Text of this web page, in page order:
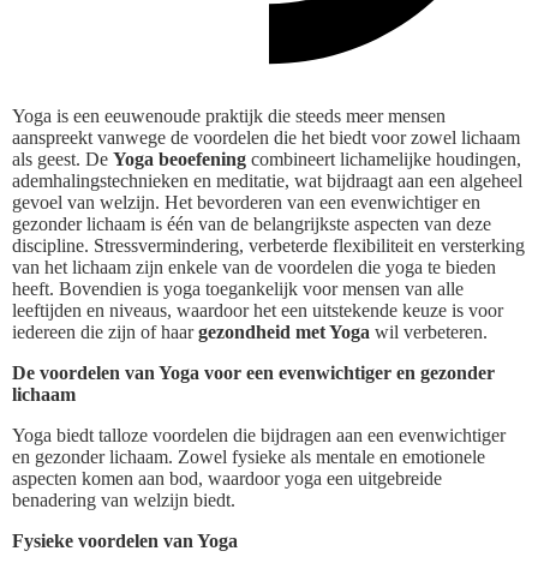
Yoga is een eeuwenoude praktijk die steeds meer mensen
aanspreekt vanwege de voordelen die het biedt voor zowel lichaam
als geest. De Yoga beoefening combineert lichamelijke houdingen,
ademhalingstechnieken en meditatie, wat bijdraagt aan een algeheel
gevoel van welzijn. Het bevorderen van een evenwichtiger en
gezonder lichaam is één van de belangrijkste aspecten van deze
discipline. Stressvermindering, verbeterde flexibiliteit en versterking
van het lichaam zijn enkele van de voordelen die yoga te bieden
heeft. Bovendien is yoga toegankelijk voor mensen van alle
leeftijden en niveaus, waardoor het een uitstekende keuze is voor
iedereen die zijn of haargezondheid met Yoga wil verbeteren.
De voordelen van Yoga voor een evenwichtiger en gezonder
lichaam
Yoga biedt talloze voordelen die bijdragen aan een evenwichtiger
en gezonder lichaam. Zowel fysieke als mentale en emotionele
aspecten komen aan bod, waardoor yoga een uitgebreide
benadering van welzijn biedt.
Fysieke voordelen van Yoga